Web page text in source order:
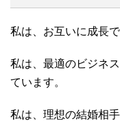
私は、お互いに成長
私は、最適のビジネ
ています。
私は、理想の結婚相